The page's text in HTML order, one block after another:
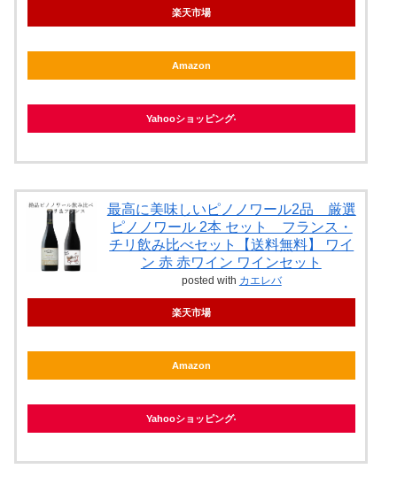
楽天市場
Amazon
Yahooショッピング
最高に美味しいピノノワール2品 厳選
ピノノワール 2本 セット フランス・
チリ飲み比べセット【送料無料】 ワイ
ン 赤 赤ワイン ワインセット
posted with カエレバ
楽天市場
Amazon
Yahooショッピング